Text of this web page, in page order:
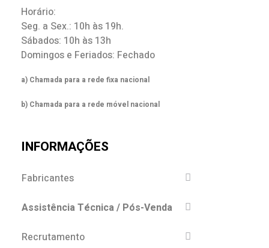
Horário:
Seg. a Sex.: 10h às 19h.
Sábados: 10h às 13h
Domingos e Feriados: Fechado
a) Chamada para a rede fixa nacional
b) Chamada para a rede móvel nacional
INFORMAÇÕES
Fabricantes
Assistência Técnica / Pós-Venda
Recrutamento